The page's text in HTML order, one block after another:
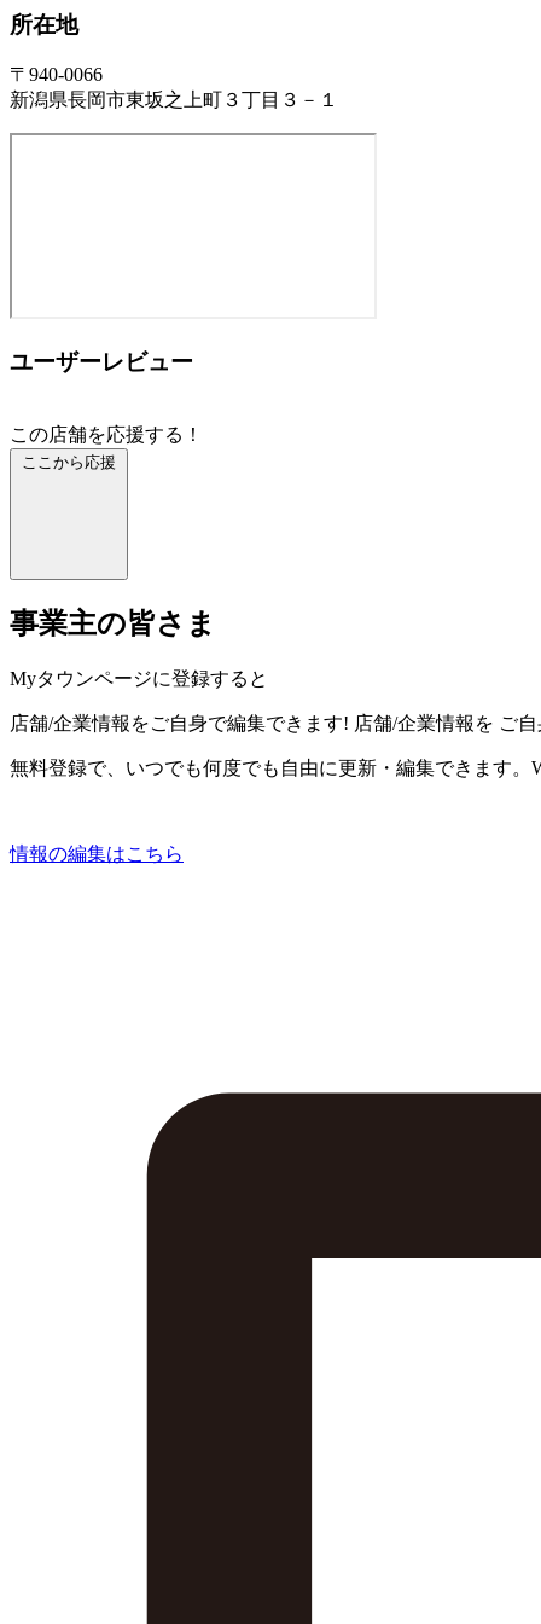
所在地
〒940-0066
新潟県長岡市東坂之上町３丁目３－１
ユーザーレビュー
この店舗を応援する！
ここから応援
事業主の皆さま
Myタウンページに登録すると
店舗/企業情報をご自身で編集できます! 店舗/企業情報を ご
無料登録で、いつでも何度でも自由に更新・編集できます。
情報の編集はこちら